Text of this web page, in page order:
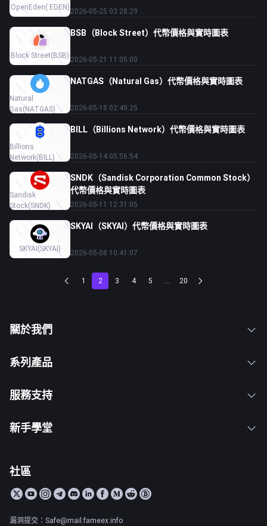
OpenEden( EDEN) 2026-05-25 03:28:29
Block Street(BSB)
BSB（Block Street）代幣價格與實時圖表
2026-05-21 11:05:00
Natural
Gas(NATGAS)
NATGAS（Natural Gas）代幣價格與實時圖表
2026-05-18 02:49:25
Billions
Network(BILL)
BILL（Billions Network）代幣價格與實時圖表
2026-05-14 05:56:54
Sandisk
Stock(SNDK)
SNDK（Sandisk Corporation Common Stock）
代幣價格與實時圖表
2026-05-11 12:31:05
SKYAI(SKYAI)
SKYAI（SKYAI）代幣價格與實時圖表
2026-05-08 10:41:07
1 2 3 4 5 ... 20
關於我們
系列產品
服務支持
新手學堂
社區
漏洞提交：Safe@mail.fameex.info